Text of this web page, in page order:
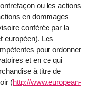
ou les actions
en dommages
conférée par la
européen). Les
pour ordonner
et en ce qui
à titre de
(http://www.european-